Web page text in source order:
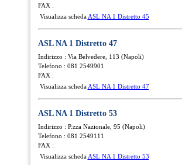
FAX :
Visualizza scheda ASL NA 1 Distretto 45
ASL NA 1 Distretto 47
Indirizzo : Via Belvedere, 113 (Napoli)
Telefono : 081 2549901
FAX :
Visualizza scheda ASL NA 1 Distretto 47
ASL NA 1 Distretto 53
Indirizzo : P.zza Nazionale, 95 (Napoli)
Telefono : 081 2549111
FAX :
Visualizza scheda ASL NA 1 Distretto 53